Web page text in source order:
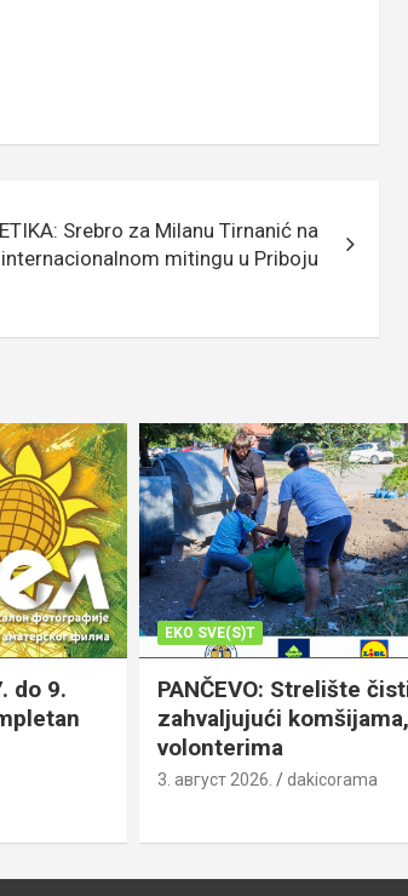
Srebro za Milanu Tirnanić na
internacionalnom mitingu u Priboju
do 9.
EKO SVE(S)T
PANČEVO: Strelište
zahvaljujući
volonterima
3. август 2026. dakicorama